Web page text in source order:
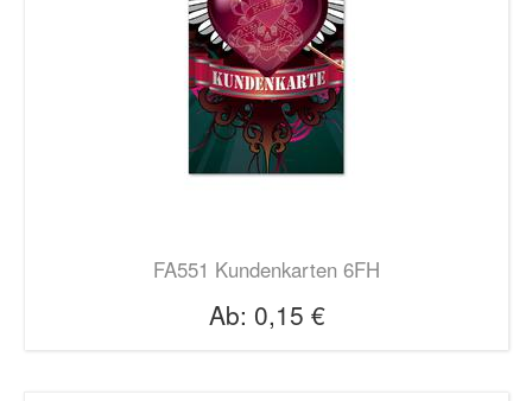
FA551 Kundenkarten 6FH
Ab: 0,15 €